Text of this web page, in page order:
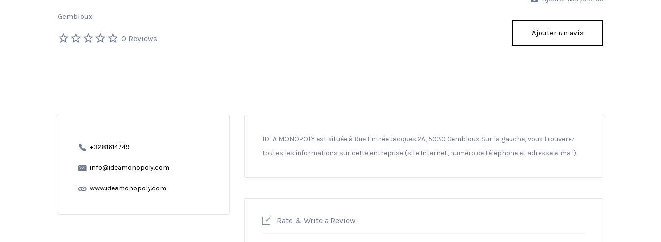
Gembloux
0 Reviews
Ajouter un avis
+3281614749
info@ideamonopoly.com
www.ideamonopoly.com
IDEA MONOPOLY est située à Rue Entrée Jacques 2A, 5030 Gembloux. Sur la gauche, vous trouverez
toutes les informations sur cette entreprise (site Internet, numéro de téléphone et adresse e-mail).
Rate & Write a Review